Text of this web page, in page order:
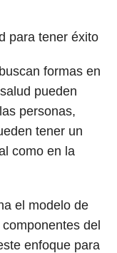
para tener éxito
formas en
pueden
personas,
tener un
como en la
el modelo de
del
enfoque para